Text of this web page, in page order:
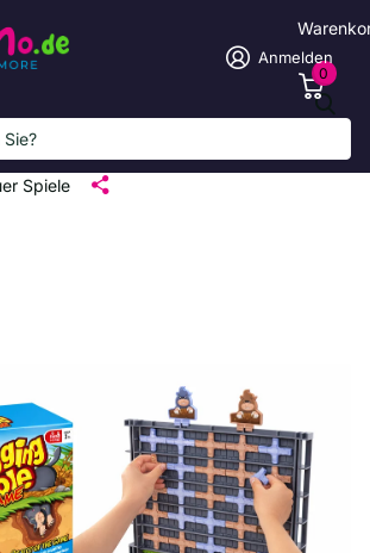
Anmelden
0
Grabungsspiel für Kinder
Spiele